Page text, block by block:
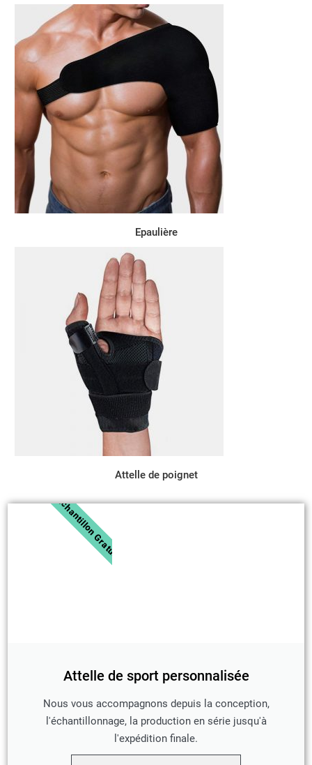
Epaulière
Attelle de poignet
Attelle de sport personnalisée
Nous vous accompagnons depuis la conception,
l'échantillonnage, la production en série jusqu'à
l'expédition finale.
Échantillon Gratuit